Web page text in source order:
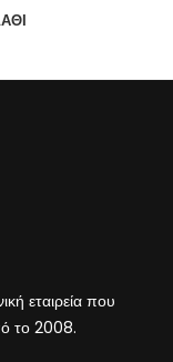
εταιρεία που
το 2008.